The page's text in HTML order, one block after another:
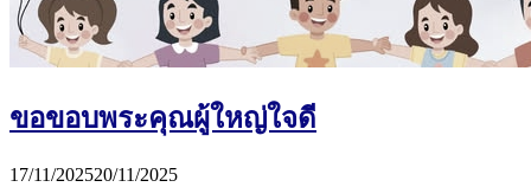
ขอขอบพระคุณผู้ใหญ่ใจดี
17/11/202520/11/2025